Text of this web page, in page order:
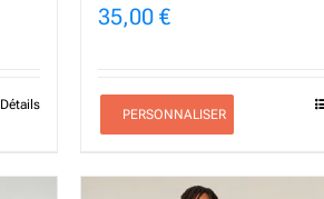
Détails
35,00€
PERSONNALISER